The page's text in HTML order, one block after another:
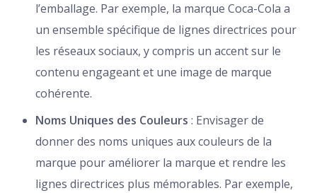
l’emballage. Par exemple, la marque Coca-Cola a
un ensemble spécifique de lignes directrices pour
les réseaux sociaux, y compris un accent sur le
contenu engageant et une image de marque
cohérente.
Noms Uniques des Couleurs : Envisager de
donner des noms uniques aux couleurs de la
marque pour améliorer la marque et rendre les
lignes directrices plus mémorables. Par exemple,